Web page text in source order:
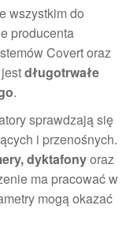
wszystkim do
producenta
Covert oraz
długotrwałe
.
sprawdzają się
i przenośnych.
dyktafonyoraz
ma pracować w
mogą okazać